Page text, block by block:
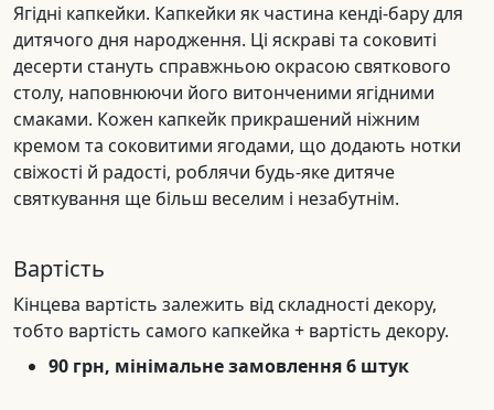
Ягідні капкейки. Капкейки як частина кенді-бару для
дитячого дня народження. Ці яскраві та соковиті
десерти стануть справжньою окрасою святкового
столу, наповнюючи його витонченими ягідними
смаками. Кожен капкейк прикрашений ніжним
кремом та соковитими ягодами, що додають нотки
свіжості й радості, роблячи будь-яке дитяче
святкування ще більш веселим і незабутнім.
Вартість
Кінцева вартість залежить від складності декору,
тобто вартість самого капкейка + вартість декору.
90 грн, мінімальне замовлення 6 штук